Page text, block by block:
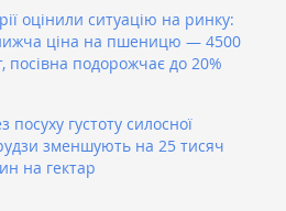
оцінили ситуацію на ринку:
ціна на пшеницю — 4500
посівна подорожчає до 20%
посуху густоту силосної
зменшують на 25 тисяч
на гектар